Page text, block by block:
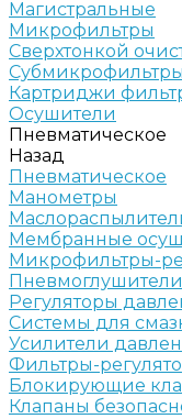
Магистральные
Микрофильтры
Сверхтонкой
Субмикрофильтры
Картриджи
Осушители
Пневматическое
Назад
Пневматическое
Манометры
Мембранные
Микрофильтры-
Пневмоглушители
Регуляторы
Системы для
Усилители
Фильтры-
Блокирующие
Клапаны